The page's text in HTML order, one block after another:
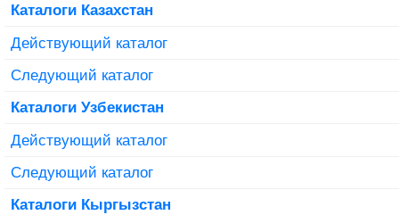
Каталоги Казахстан
Действующий каталог
Следующий каталог
Каталоги Узбекистан
Действующий каталог
Следующий каталог
Каталоги Кыргызстан